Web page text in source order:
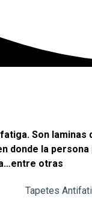
Son
la
otras
Tapetes